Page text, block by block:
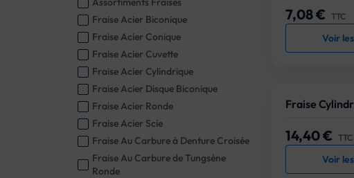
Fraise Acier Biconique
Fraise Acier Conique
Fraise Acier Cuvette
Fraise Acier Cylindrique
Fraise Acier Disque Biconique
Fraise Acier Ronde
Fraise Acier Scie
Fraise Au Carbure à Denture Croisée
Fraise Au Carbure de Tungsène
Ronde
Prix
7,08 € TTC
Voir
Fraise
Prix
14,40 € TTC
Voir